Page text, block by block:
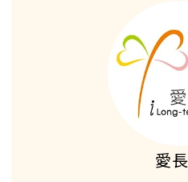
愛